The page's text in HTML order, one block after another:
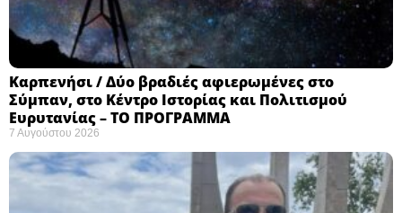
Καρπενήσι / Δύο βραδιές αφιερωμένες στο
Σύμπαν, στο Κέντρο Ιστορίας και Πολιτισμού
Ευρυτανίας – ΤΟ ΠΡΟΓΡΑΜΜΑ
7 Αυγούστου 2026